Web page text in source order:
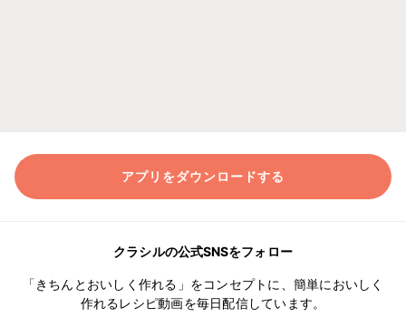
アプリをダウンロードする
クラシルの公式SNSをフォロー
「きちんとおいしく作れる」をコンセプトに、簡単においしく
作れるレシピ動画を毎日配信しています。